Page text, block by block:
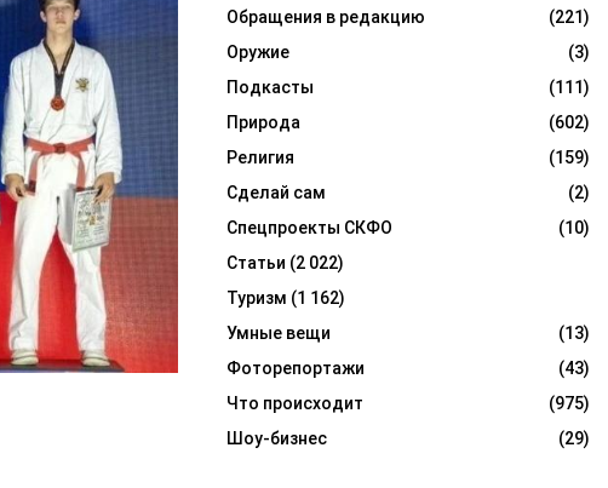
Обращения в редакцию
(221)
Оружие
(3)
Подкасты
(111)
Природа
(602)
Религия
(159)
Сделай сам
(2)
Спецпроекты СКФО
(10)
Статьи (2 022)
Туризм (1 162)
Умные вещи
(13)
Фоторепортажи
(43)
Что происходит
(975)
Шоу-бизнес
(29)